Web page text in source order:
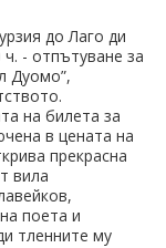
до Лаго ди
- отпътуване за
Дуомо”,
на билета за
в цената на
прекрасна
вила
поета и
тленните му